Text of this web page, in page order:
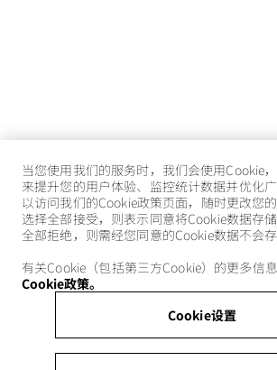
当您使用我们的服务时，我们会使用Cookie
来提升您的用户体验、监控统计数据并优化
以访问我们的Cookie政策页面，随时更改您
选择全部接受，则表示同意将Cookie数据存
全部拒绝，则需经您同意的Cookie数据不会存
有关Cookie（包括第三方Cookie）的更多信
Cookie政策。
Cookie设置